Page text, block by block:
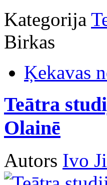
Kategorija
Birkas
Ķekavas
Teātra
Olainē
Autors Ivo